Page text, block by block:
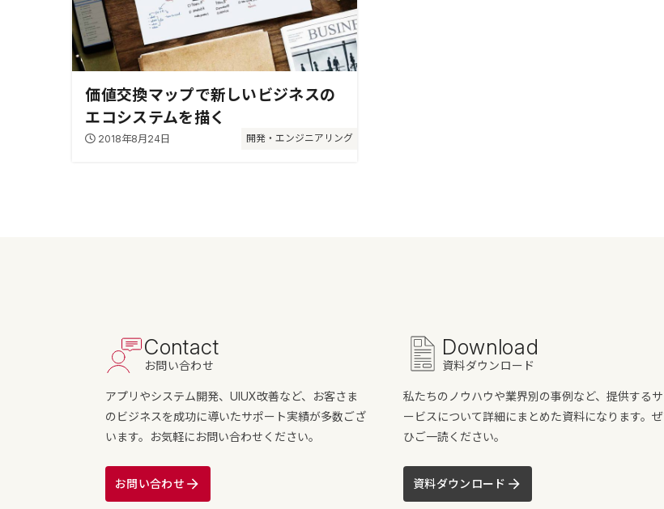
開発・エンジニアリング
価値交換マップで新しいビジネスの
エコシステムを描く
2018年8月24日
Contact
お問い合わせ
アプリやシステム開発、UIUX改善など、お客さま
のビジネスを成功に導いたサポート実績が多数ござ
います。お気軽にお問い合わせください。
お問い合わせ
Download
資料ダウンロード
私たちのノウハウや業界別の事例など、提供するサ
ービスについて詳細にまとめた資料になります。ぜ
ひご一読ください。
資料ダウンロード